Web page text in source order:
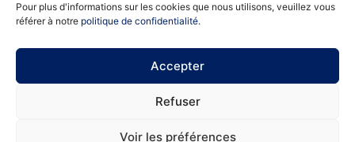
Pour plus d'informations sur les cookies que nous utilisons, veuillez vous
référer à notre politique de confidentialité.
Accepter
Refuser
Voir les préférences
POLITIQUE DE CONFIDENTIALITÉ
ESPACE CLIENT